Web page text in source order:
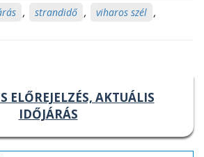
, strandidő , viharos szél ,
ELŐREJELZÉS, AKTUÁLIS
IDŐJÁRÁS